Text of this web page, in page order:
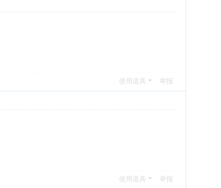
使用道具 举报
使用道具 举报